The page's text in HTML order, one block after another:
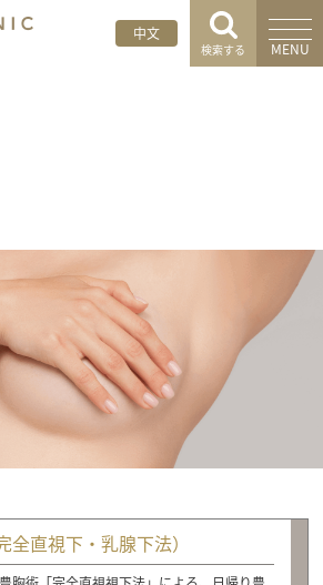
中文
検索する MENU
直視下・乳腺下法）